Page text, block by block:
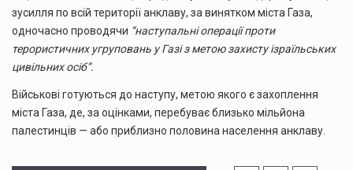
зусилля по всій території анклаву, за винятком міста Газа,
одночасно проводячи “наступальні операції проти
терористичних угруповань у Газі з метою захисту ізраїльських
цивільних осіб”.
Військові готуються до наступу, метою якого є захоплення
міста Газа, де, за оцінками, перебуває близько мільйона
палестинців — або приблизно половина населення анклаву.